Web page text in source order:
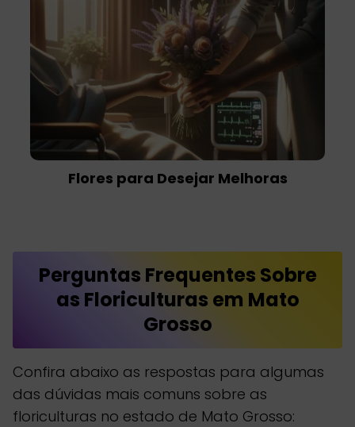
Flores para Desejar Melhoras
Perguntas Frequentes Sobre
as Floriculturas em Mato
Grosso
Confira abaixo as respostas para algumas
das dúvidas mais comuns sobre as
floriculturas no estado de Mato Grosso: